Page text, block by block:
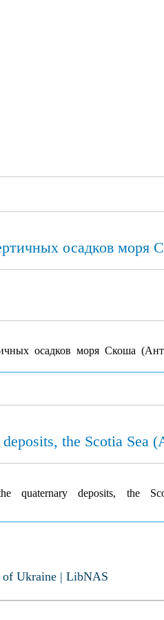
осадков моря
осадков моря Скоша
the Scotia Sea
quaternary deposits, the
of Ukraine | LibNAS